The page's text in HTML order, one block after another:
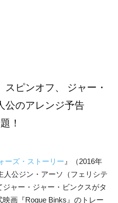
スピンオフ、 ジャー・
公のアレンジ予告
！
ーズ・ストーリー 』（2016年
人公ジン・アーソ（フェリシテ
ャー・ジャー・ビンクスがタ
画『Rogue Binks』のトレー